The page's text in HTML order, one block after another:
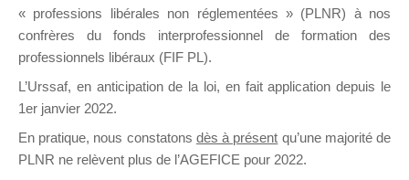
DE
« professions libérales non réglementées » (PLNR) à nos
confrères du fonds interprofessionnel de formation des
professionnels libéraux (FIF PL).
L’Urssaf, en anticipation de la loi, en fait application depuis le
1er janvier 2022.
En pratique, nous constatons dès à présent qu’une majorité de
PLNR ne relèvent plus de l’AGEFICE pour 2022.